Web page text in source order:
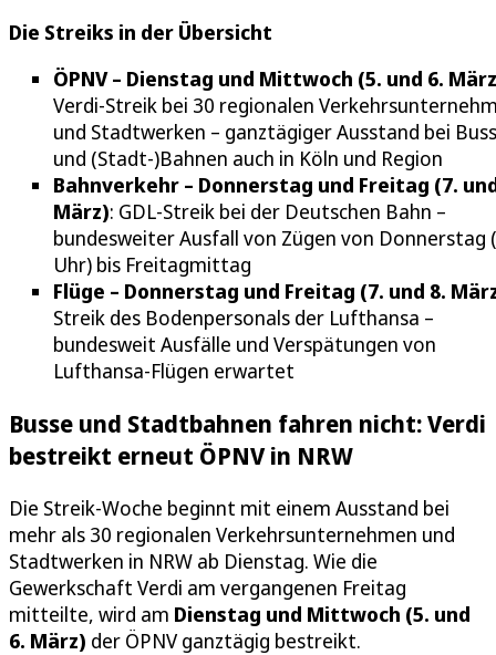
Die Streiks in der Übersicht
ÖPNV – Dienstag und Mittwoch (5. und 6.
Verdi-Streik bei 30 regionalen
und Stadtwerken – ganztägiger Ausstand bei
und (Stadt-)Bahnen auch in Köln und Region
Bahnverkehr – Donnerstag und Freitag (7.
März): GDL-Streik bei der Deutschen Bahn –
bundesweiter Ausfall von Zügen von Donnerstag
Uhr) bis Freitagmittag
Flüge – Donnerstag und Freitag (7. und 8.
Streik des Bodenpersonals der Lufthansa –
bundesweit Ausfälle und Verspätungen von
Lufthansa-Flügen erwartet
Busse und Stadtbahnen fahren nicht: Verdi
bestreikt erneut ÖPNV in NRW
Die Streik-Woche beginnt mit einem Ausstand bei
mehr als 30 regionalen Verkehrsunternehmen und
Stadtwerken in NRW ab Dienstag. Wie die
Gewerkschaft Verdi am vergangenen Freitag
mitteilte, wird am Dienstag und Mittwoch (5. und
6. März) der ÖPNV ganztägig bestreikt.